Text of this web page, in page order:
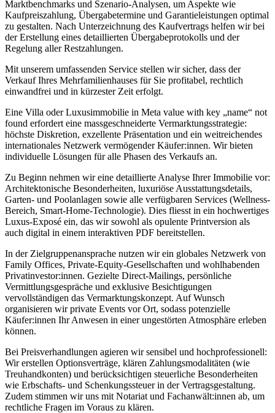
Marktbenchmarks und Szenario-Analysen, um Aspekte wie
Kaufpreiszahlung, Übergabetermine und Garantieleistungen optimal
zu gestalten. Nach Unterzeichnung des Kaufvertrags helfen wir bei
der Erstellung eines detaillierten Übergabeprotokolls und der
Regelung aller Restzahlungen.
Mit unserem umfassenden Service stellen wir sicher, dass der
Verkauf Ihres Mehrfamilienhauses für Sie profitabel, rechtlich
einwandfrei und in kürzester Zeit erfolgt.
Eine Villa oder Luxusimmobilie in Meta value with key „name“ not
found erfordert eine massgeschneiderte Vermarktungsstrategie:
höchste Diskretion, exzellente Präsentation und ein weitreichendes
internationales Netzwerk vermögender Käufer:innen. Wir bieten
individuelle Lösungen für alle Phasen des Verkaufs an.
Zu Beginn nehmen wir eine detaillierte Analyse Ihrer Immobilie vor:
Architektonische Besonderheiten, luxuriöse Ausstattungsdetails,
Garten- und Poolanlagen sowie alle verfügbaren Services (Wellness-
Bereich, Smart-Home-Technologie). Dies fliesst in ein hochwertiges
Luxus-Exposé ein, das wir sowohl als opulente Printversion als
auch digital in einem interaktiven PDF bereitstellen.
In der Zielgruppenansprache nutzen wir ein globales Netzwerk von
Family Offices, Private-Equity-Gesellschaften und wohlhabenden
Privatinvestor:innen. Gezielte Direct-Mailings, persönliche
Vermittlungsgespräche und exklusive Besichtigungen
vervollständigen das Vermarktungskonzept. Auf Wunsch
organisieren wir private Events vor Ort, sodass potenzielle
Käufer:innen Ihr Anwesen in einer ungestörten Atmosphäre erleben
können.
Bei Preisverhandlungen agieren wir sensibel und hochprofessionell:
Wir erstellen Optionsverträge, klären Zahlungsmodalitäten (wie
Treuhandkonten) und berücksichtigen steuerliche Besonderheiten
wie Erbschafts- und Schenkungssteuer in der Vertragsgestaltung.
Zudem stimmen wir uns mit Notariat und Fachanwält:innen ab, um
rechtliche Fragen im Voraus zu klären.